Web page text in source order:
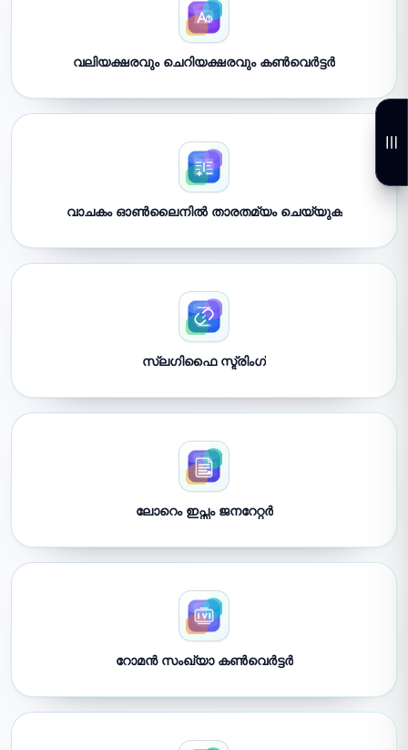
വലിയക്ഷരവും ചെറിയക്ഷരവും കൺവെർട്ടർ
വാചകം ഓൺലൈനിൽ താരതമ്യം ചെയ്യുക
സ്ലഗിഫൈ സ്ട്രിംഗ്
ലോറെം ഇപ്സം ജനറേറ്റർ
റോമൻ സംഖ്യാ കൺവെർട്ടർ